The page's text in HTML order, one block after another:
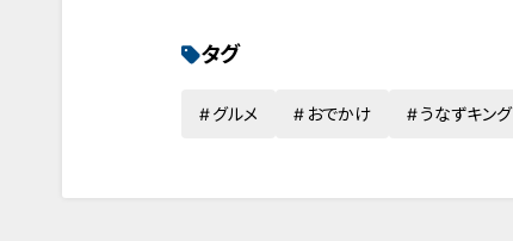
タグ
グルメ おでかけ うなずキング